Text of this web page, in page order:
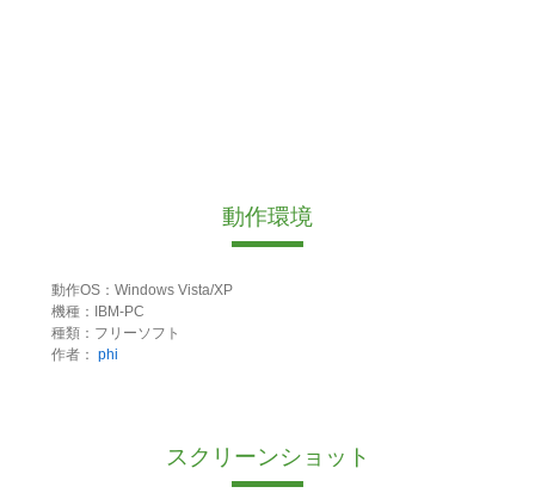
動作環境
動作OS：Windows Vista/XP
機種：IBM-PC
種類：フリーソフト
作者： phi
スクリーンショット